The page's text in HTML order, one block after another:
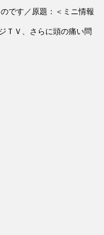
です／原題：＜ミニ情報
ＴＶ、さらに頭の痛い問